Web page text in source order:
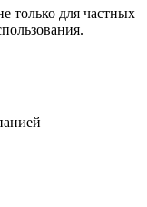
только для частных